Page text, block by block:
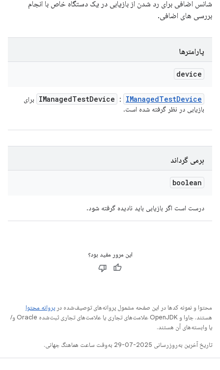
شانس اضافی برای رد شدن از بازیابی در یک دستگاه خاص با انجام
بررسی های اضافی.
پارامترها
device
IManagedTestDevice : IManagedTestDevice
برای
بازیابی در نظر گرفته شده است.
برمی گرداند
boolean
درست است اگر بازیابی باید نادیده گرفته شود.
این مرور مفید بود؟
محتوا و نمونه کدها در این صفحه مشمول پروانه‌های توصیف‌شده در پروانه محتوا
هستند. جاوا و OpenJDK علامت‌های تجاری یا علامت‌های تجاری ثبت‌شده Oracle و/
یا وابسته‌های آن هستند.
تاریخ آخرین به‌روزرسانی 2025-07-29 به‌وقت ساعت هماهنگ جهانی.